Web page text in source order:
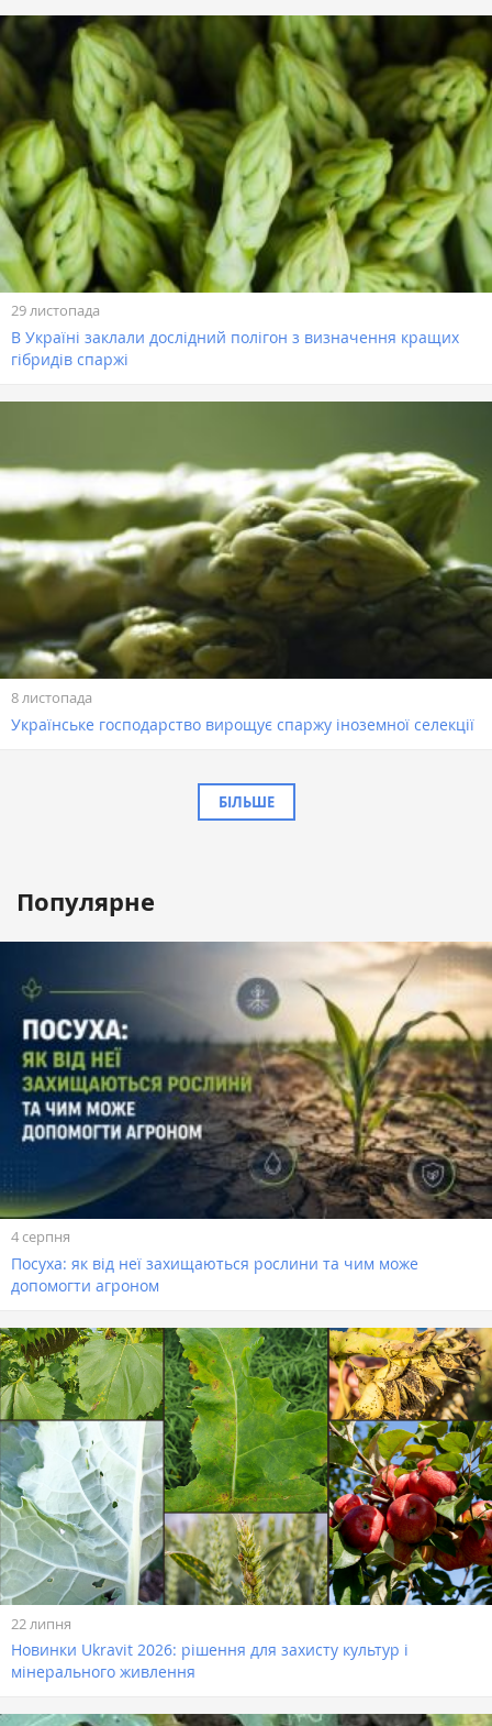
29 листопада
В Україні заклали дослідний полігон з визначення кращих
гібридів спаржі
8 листопада
Українське господарство вирощує спаржу іноземної селекції
БІЛЬШЕ
Популярне
4 серпня
Посуха: як від неї захищаються рослини та чим може
допомогти агроном
22 липня
Новинки Ukravit 2026: рішення для захисту культур і
мінерального живлення